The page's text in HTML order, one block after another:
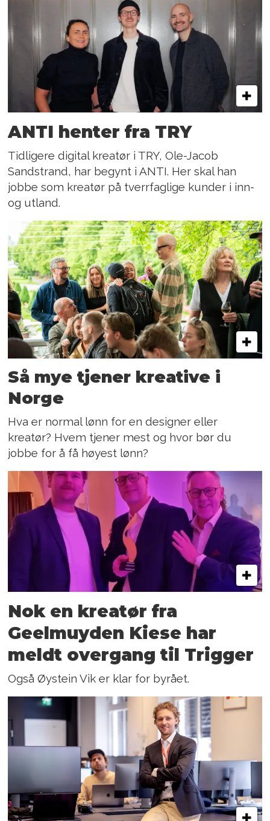
ANTI henter fra TRY
Tidligere digital kreatør i TRY, Ole-Jacob
Sandstrand, har begynt i ANTI. Her skal han
jobbe som kreatør på tverrfaglige kunder i inn-
og utland.
Så mye tjener kreative i
Norge
Hva er normal lønn for en designer eller
kreatør? Hvem tjener mest og hvor bør du
jobbe for å få høyest lønn?
Nok en kreatør fra
Geelmuyden Kiese har
meldt overgang til Trigger
Også Øystein Vik er klar for byrået.